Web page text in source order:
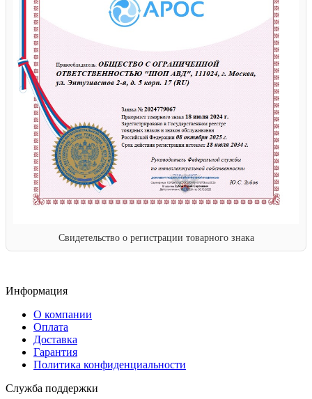
Свидетельство о регистрации товарного знака
Информация
О компании
Оплата
Доставка
Гарантия
Политика конфиденциальности
Служба поддержки